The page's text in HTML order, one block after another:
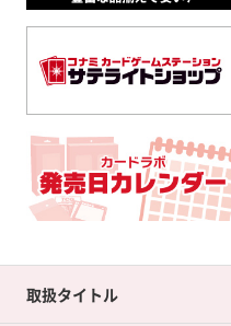
取扱タイトル